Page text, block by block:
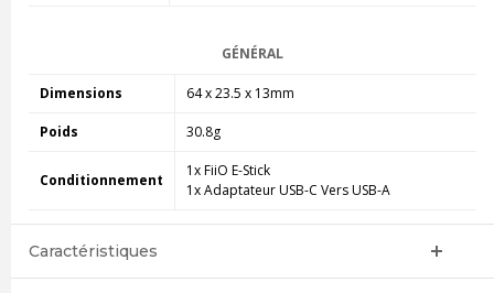
GÉNÉRAL
Dimensions 64 x 23.5 x 13mm
Poids 30.8g
Conditionnement
1x FiiO E-Stick
1x Adaptateur USB-C Vers USB-A
Caractéristiques